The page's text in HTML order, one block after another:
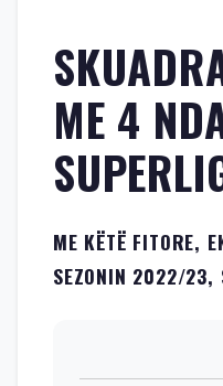
ME 4
ME KËTË FITORE,
SEZONIN 2022/23,